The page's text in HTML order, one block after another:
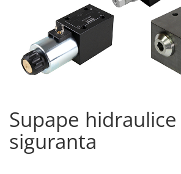
Diverse piese transmisie
Piese ambreiaj
Planetare
Angrenaje transmisie
Cruce cardan
Disc frictiune
Roti
Piese motor Yanmar
Piese Fiat
Piese Snorkel
Piese John Deere
Piese Vapormatic
Piese utilaje Fendt
Piese Case IH
Supape
siguranta